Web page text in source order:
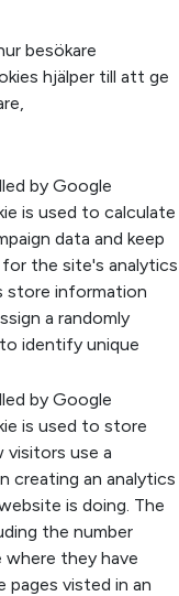
besökare
hjälper till att ge
by Google
is used to calculate
data and keep
the site's analytics
store information
a randomly
identify unique
by Google
is used to store
use a
creating an analytics
is doing. The
the number
they have
pages visted in an